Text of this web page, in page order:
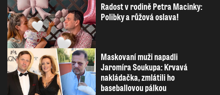
Radost v rodině Petra Macinky:
Polibky a růžová oslava!
Maskovaní muži napadli
Jaromíra Soukupa: Krvavá
nakládačka, zmlátili ho
baseballovou pálkou